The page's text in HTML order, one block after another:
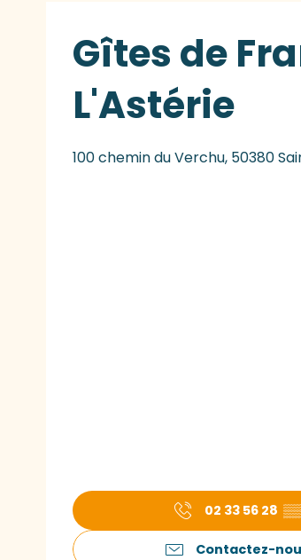
Gîtes de
L'Astérie
100 chemin du Verchu, 50380
02 33 56 28 ▒▒
Contactez-